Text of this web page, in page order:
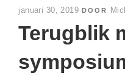
GEPLAATST
januari 30, 2019 DOOR
Terugblik